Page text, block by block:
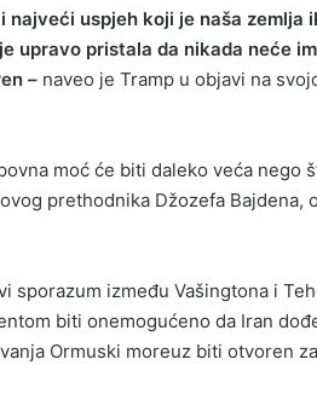
uspjeh koji je naša zemlja
upravo pristala da nikada neće
– naveo je Tramp u objavi na
moć će biti daleko veća nego
prethodnika Džozefa Bajdena,
sporazum između Vašingtona i
biti onemogućeno da Iran
Ormuski moreuz biti otvoren